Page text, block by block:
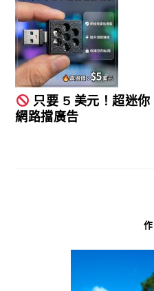
只要 5 美元！超迷
網路擋廣告